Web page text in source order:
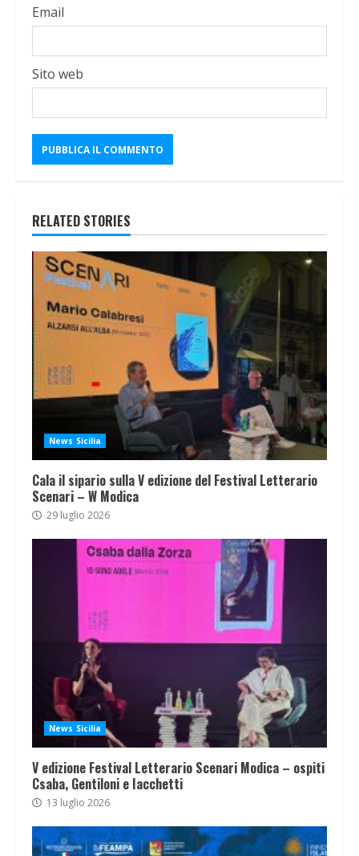
Email
Sito web
RELATED STORIES
News Sicilia
Cala il sipario sulla V edizione del Festival Letterario
Scenari – W Modica
29 luglio 2026
News Sicilia
V edizione Festival Letterario Scenari Modica – ospiti
Csaba, Gentiloni e Iacchetti
13 luglio 2026